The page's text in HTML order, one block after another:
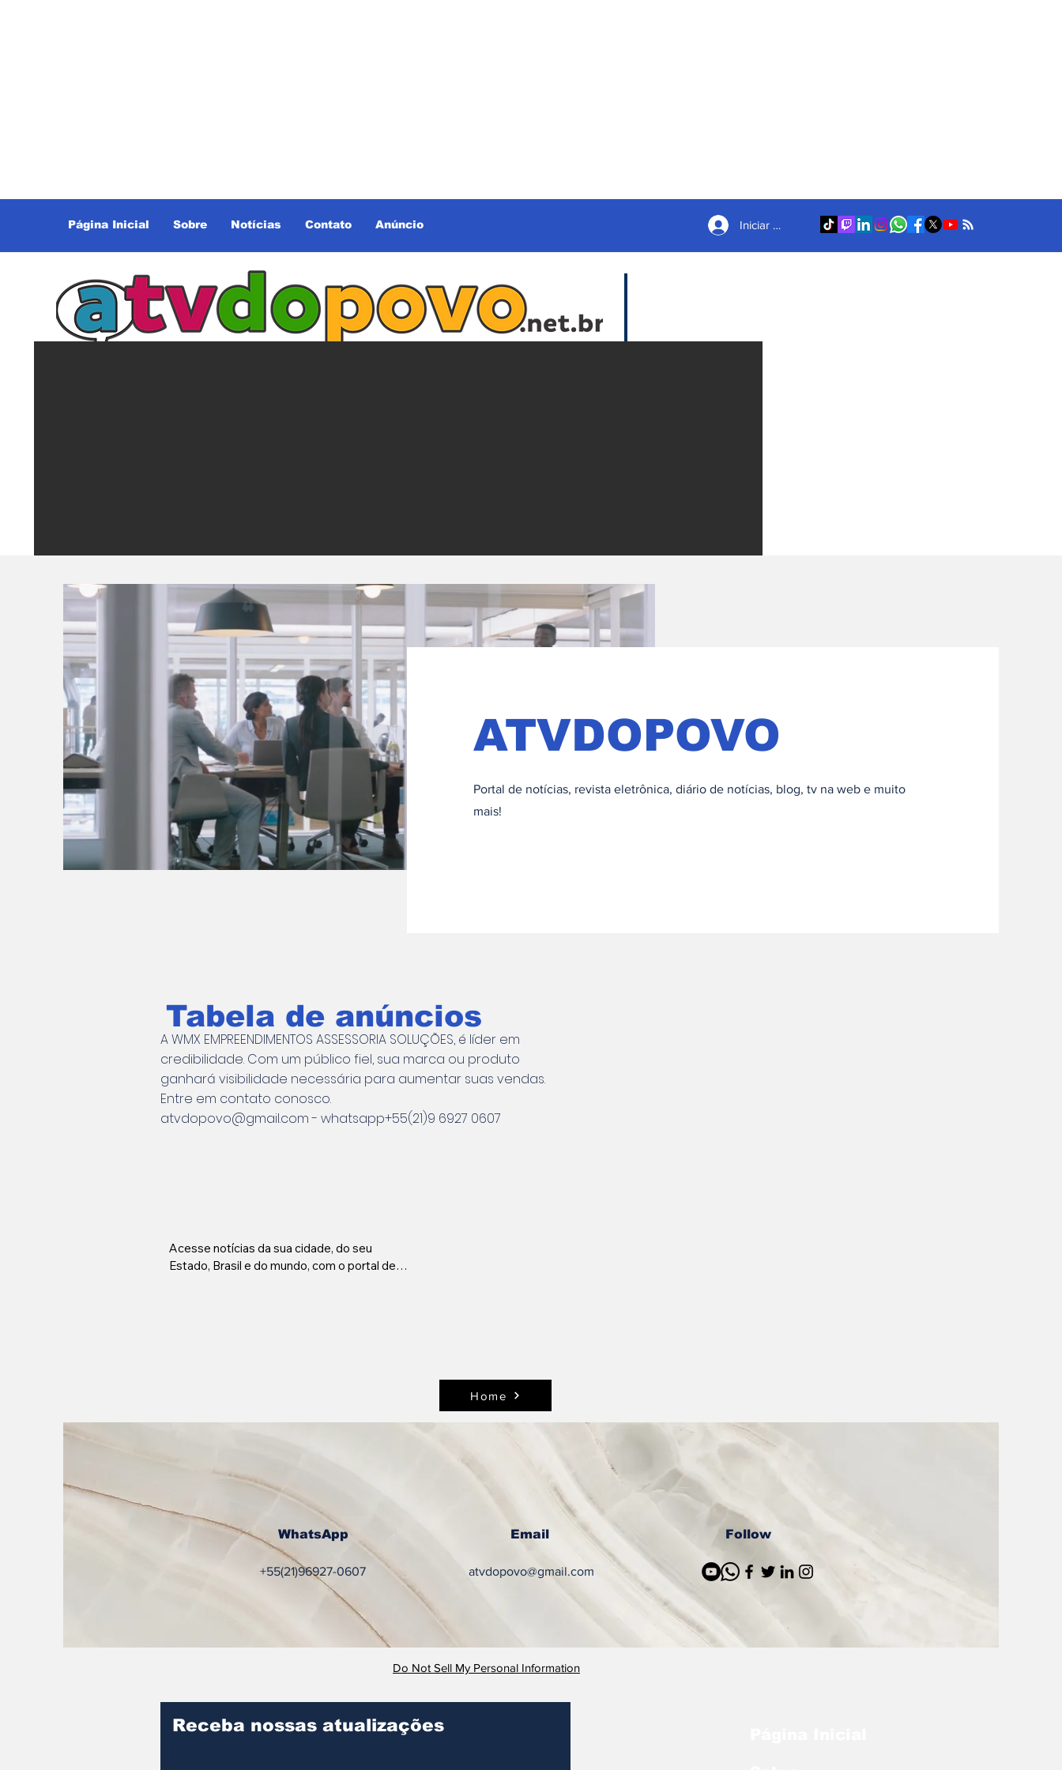
Página Inicial Sobre Notícias Contato Anúncio Iniciar sesión
ATVDOPOVO
Portal de notícias, revista eletrônica, diário de notícias, blog, tv na web e muito
mais!
Tabela de anúncios
A WMX EMPREENDIMENTOS ASSESSORIA SOLUÇÕES, é líder em
credibilidade. Com um público fiel, sua marca ou produto
ganhará visibilidade necessária para aumentar suas vendas.
Entre em contato conosco.
atvdopovo@gmail.com - whatsapp+55(21)9 6927 0607
Home
Acesse notícias da sua cidade, do seu
Estado, Brasil e do mundo, com o portal de
WhatsApp
+55(21)96927-0607
Email
atvdopovo@gmail.com
Follow
Do Not Sell My Personal Information
Receba nossas atualizações